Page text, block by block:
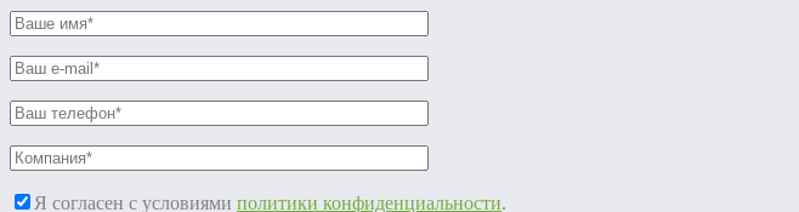
Я согласен с условиями политики конфиденциальности.